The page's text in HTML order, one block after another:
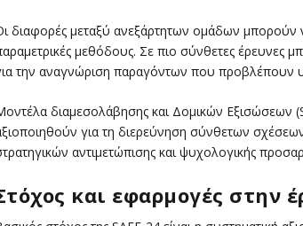
διαφορές μεταξύ ανεξάρτητων ομάδων μπορούν
μεθόδους. Σε πιο σύνθετες έρευνες
την αναγνώριση παραγόντων που προβλέπουν
διαμεσολάβησης και Δομικών Εξισώσεων
για τη διερεύνηση σύνθετων
αντιμετώπισης και ψυχολογικής
και εφαρμογές στην